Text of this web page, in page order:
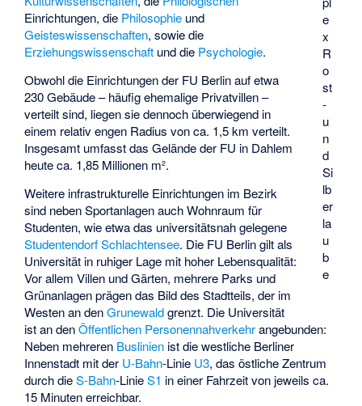
e
x
R
o
st
-
u
n
d
Si
lb
er
la
u
b
e
Einrichtungen, die Philosophie und
Geisteswissenschaften, sowie die
Erziehungswissenschaft und die Psychologie.
Obwohl die Einrichtungen der FU Berlin auf etwa
230 Gebäude – häufig ehemalige Privatvillen –
verteilt sind, liegen sie dennoch überwiegend in
einem relativ engen Radius von ca. 1,5 km verteilt.
Insgesamt umfasst das Gelände der FU in Dahlem
heute ca. 1,85 Millionen m².
Weitere infrastrukturelle Einrichtungen im Bezirk
sind neben Sportanlagen auch Wohnraum für
Studenten, wie etwa das universitätsnah gelegene
Studentendorf Schlachtensee. Die FU Berlin gilt als
Universität in ruhiger Lage mit hoher Lebensqualität:
Vor allem Villen und Gärten, mehrere Parks und
Grünanlagen prägen das Bild des Stadtteils, der im
Westen an denGrunewaldgrenzt. Die Universität
ist an denÖffentlichen Personennahverkehrangebunden:
Neben mehreren Buslinien ist die westliche Berliner
Innenstadt mit der U-Bahn-Linie U3, das östliche Zentrum
durch dieS-Bahn-LinieS1 in einer Fahrzeit von jeweils ca.
15 Minuten erreichbar.